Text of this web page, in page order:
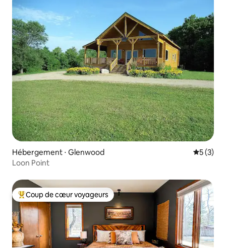
Hébergement ⋅ Glenwood
5 (3)
Loon Point
Coups de cœur voyageurs les plus appréciés
Coup de cœur voyageurs